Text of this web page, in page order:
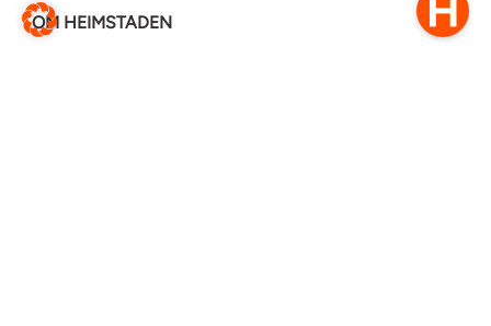
OM HEIMSTADEN